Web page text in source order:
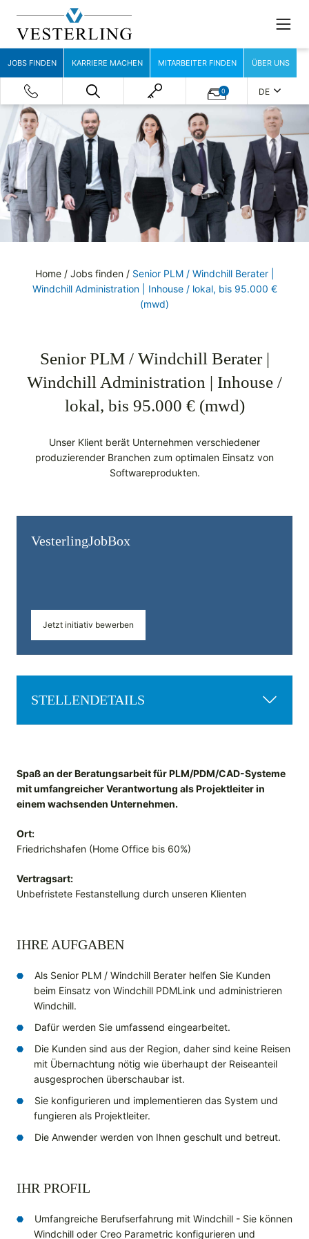
JOBS FINDEN KARRIERE MACHEN MITARBEITER FINDEN ÜBER UNS
0 DE
Home/ Jobs finden/ Senior PLM / Windchill Berater |
Windchill Administration | Inhouse / lokal, bis 95.000 €
(mwd)
Senior PLM / Windchill Berater |
Windchill Administration | Inhouse /
lokal, bis 95.000 € (mwd)
Unser Klient berät Unternehmen verschiedener
produzierender Branchen zum optimalen Einsatz von
Softwareprodukten.
Vesterling­JobBox
Jetzt initiativ bewerben
STELLENDETAILS
Spaß an der Beratungsarbeit für PLM/PDM/CAD-Systeme
mit umfangreicher Verantwortung als Projektleiter in
einem wachsenden Unternehmen.
Ort:
Friedrichshafen (Home Office bis 60%)
Vertragsart:
Unbefristete Festanstellung durch unseren Klienten
IHRE AUFGABEN
Als Senior PLM / Windchill Berater helfen Sie Kunden
beim Einsatz von Windchill PDMLink und administrieren
Windchill.
Dafür werden Sie umfassend eingearbeitet.
Die Kunden sind aus der Region, daher sind keine Reisen
mit Übernachtung nötig wie überhaupt der Reiseanteil
ausgesprochen überschaubar ist.
Sie konfigurieren und implementieren das System und
fungieren als Projektleiter.
Die Anwender werden von Ihnen geschult und betreut.
IHR PROFIL
Umfangreiche Berufserfahrung mit Windchill - Sie können
Windchill oder Creo Parametric konfigurieren und